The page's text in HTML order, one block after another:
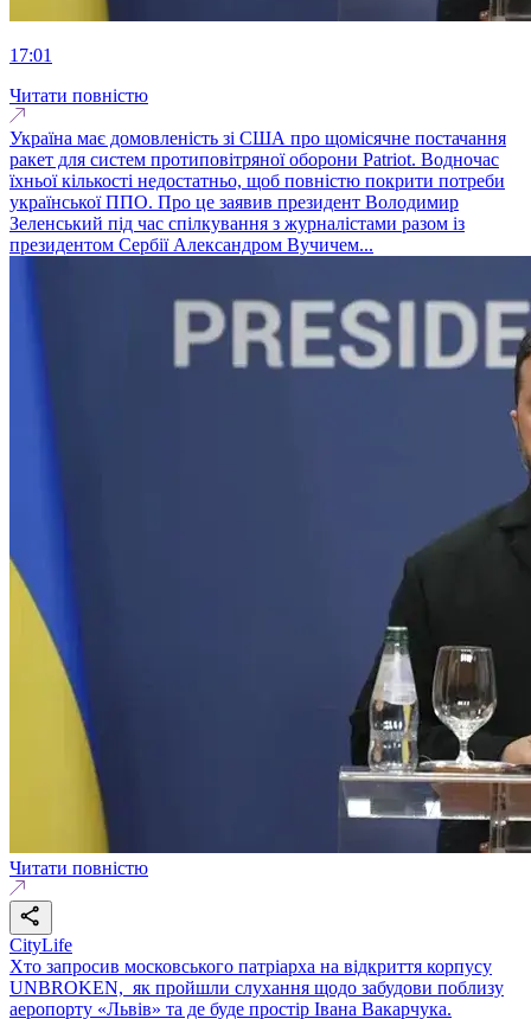
17:01
Читати повністю
Україна має домовленість зі США про щомісячне постачання
ракет для систем протиповітряної оборони Patriot. Водночас
їхньої кількості недостатньо, щоб повністю покрити потреби
української ППО. Про це заявив президент Володимир
Зеленський під час спілкування з журналістами разом із
президентом Сербії Александром Вучичем...
Читати повністю
CityLife
Хто запросив московського патріарха на відкриття корпусу
UNBROKEN, як пройшли слухання щодо забудови поблизу
аеропорту «Львів» та де буде простір Івана Вакарчука.